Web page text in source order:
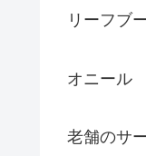
リーフブ
オニール
老舗のサ